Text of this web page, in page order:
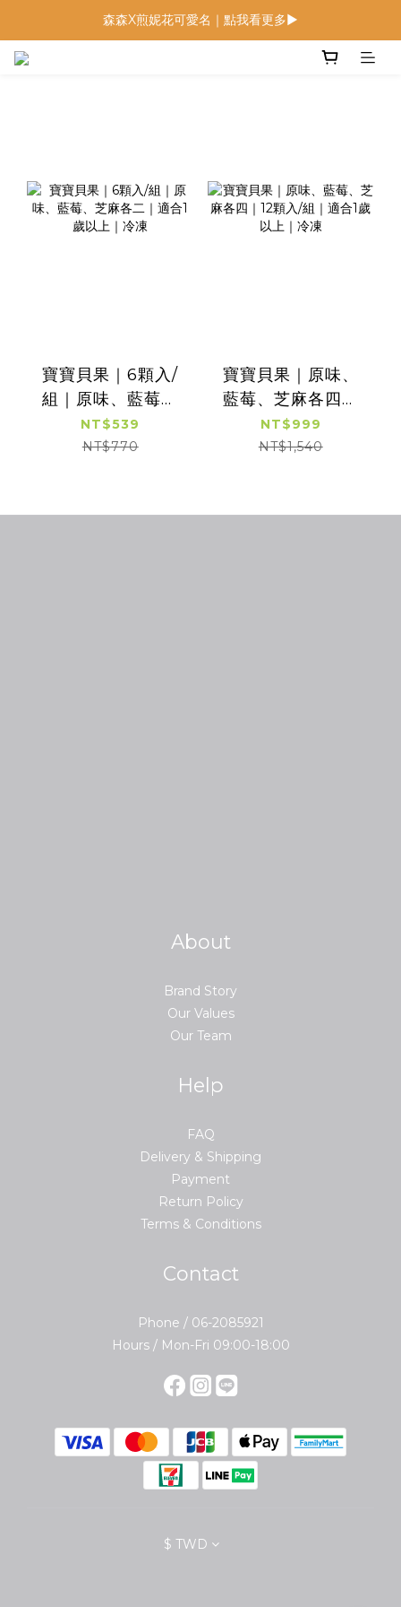
低鈉燉飯燉麵回歸 趕緊補貨！
森森X煎妮花可愛名｜點我看更多▶
寶寶貝果｜6顆入/
組｜原味、藍莓、
芝麻各二｜適合1歲
以上｜冷凍
NT$539
NT$770
寶寶貝果｜原味、
藍莓、芝麻各四｜
12顆入/組｜適合1歲
以上｜冷凍
NT$999
NT$1,540
About
Brand Story
Our Values
Our Team
Help
FAQ
Delivery & Shipping
Payment
Return Policy
Terms & Conditions
Contact
Phone / 06-2085921
Hours / Mon-Fri 09:00-18:00
$ TWD